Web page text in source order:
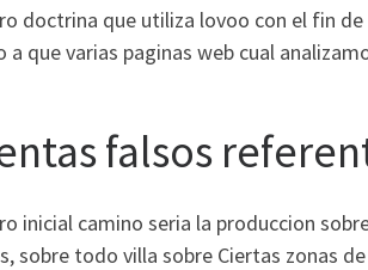
doctrina que utiliza lovoo con el fin
a que varias paginas web cual
falsos
inicial camino seri­a la produccion
sobre todo villa sobre Ciertas zonas